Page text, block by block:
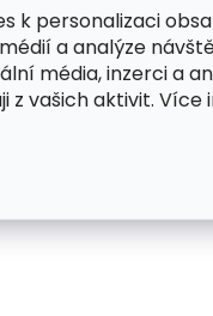
k personalizaci
a analýze
média, inzerci a
z vašich aktivit.